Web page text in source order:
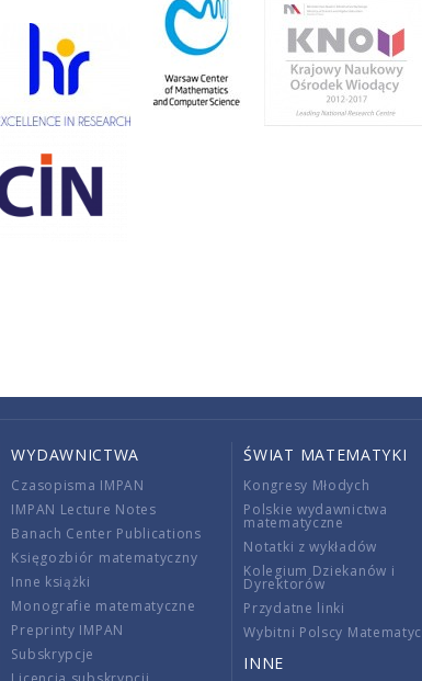
WYDAWNICTWA
Czasopisma IMPAN
IMPAN Lecture Notes
Banach Center Publications
Księgozbiór matematyczny
Inne książki
Monografie matematyczne
Preprinty IMPAN
Subskrypcje
ŚWIAT MATEMATYKI
Kongresy Młodych
Polskie wydawnictwa
matematyczne
Notatki z wykładów
Kolegium Dziekanów i
Dyrektorów
Przydatne linki
Wybitni Polscy
INNE